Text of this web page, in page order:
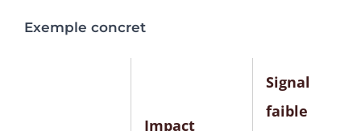
Exemple concret
Impact
Signal
faible